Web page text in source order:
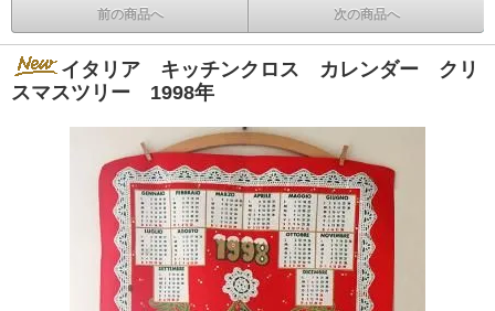
前の商品へ 次の商品へ
イタリア キッチンクロス カレンダー クリ
スマスツリー 1998年